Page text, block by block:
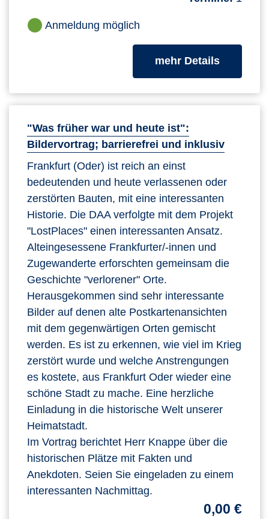
Anmeldung möglich
mehr Detailszum
"Was früher war und heute ist":
Bildervortrag; barrierefrei und inklusiv
Frankfurt (Oder) ist reich an einst
bedeutenden und heute verlassenen oder
zerstörten Bauten, mit eine interessanten
Historie. Die DAA verfolgte mit dem Projekt
"LostPlaces" einen interessanten Ansatz.
Alteingesessene Frankfurter/-innen und
Zugewanderte erforschten gemeinsam die
Geschichte "verlorener" Orte.
Herausgekommen sind sehr interessante
Bilder auf denen alte Postkartenansichten
mit dem gegenwärtigen Orten gemischt
werden. Es ist zu erkennen, wie viel im Krieg
zerstört wurde und welche Anstrengungen
es kostete, aus Frankfurt Oder wieder eine
schöne Stadt zu mache. Eine herzliche
Einladung in die historische Welt unserer
Heimatstadt.
Im Vortrag berichtet Herr Knappe über die
historischen Plätze mit Fakten und
Anekdoten. Seien Sie eingeladen zu einem
interessanten Nachmittag.
0,00 €